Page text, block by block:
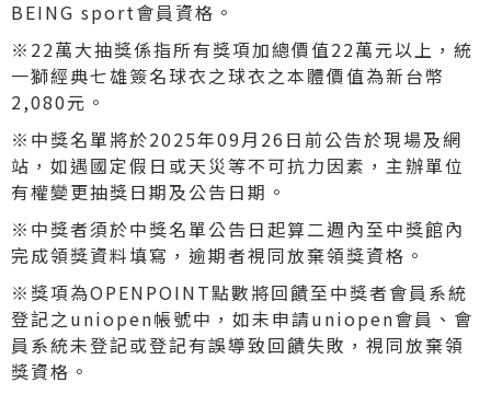
BEING sport會員資格。
※22萬大抽獎係指所有獎項加總價值22萬元以上，統
一獅經典七雄簽名球衣之球衣之本體價值為新台幣
2,080元。
※中獎名單將於2025年09月26日前公告於現場及網
站，如遇國定假日或天災等不可抗力因素，主辦單位
有權變更抽獎日期及公告日期。
※中獎者須於中獎名單公告日起算二週內至中獎館內
完成領獎資料填寫，逾期者視同放棄領獎資格。
※獎項為OPENPOINT點數將回饋至中獎者會員系統
登記之uniopen帳號中，如未申請uniopen會員、會
員系統未登記或登記有誤導致回饋失敗，視同放棄領
獎資格。